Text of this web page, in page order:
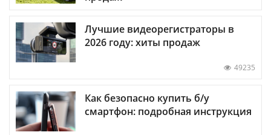
Лучшие видеорегистраторы в
2026 году: хиты продаж
49235
Как безопасно купить б/у
смартфон: подробная инструкция